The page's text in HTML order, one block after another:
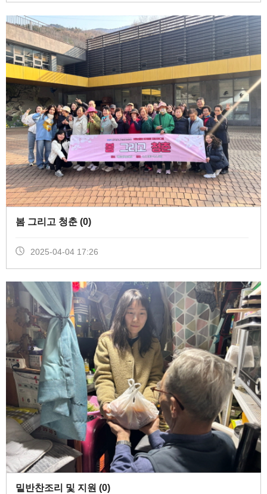
봄 그리고 청춘 (0)
2025-04-04 17:26
밑반찬조리 및 지원 (0)